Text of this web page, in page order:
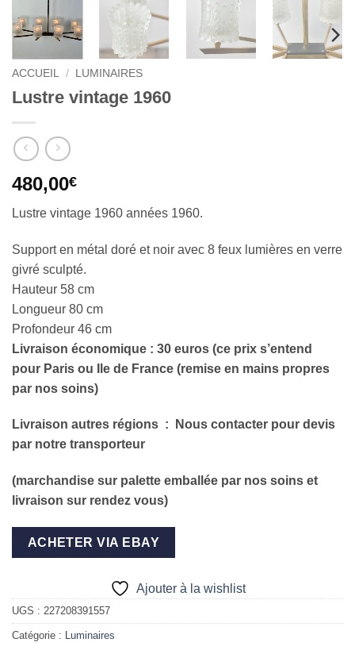
ACCUEIL / LUMINAIRES
Lustre vintage 1960
480,00€
Lustre vintage 1960 années 1960.
Support en métal doré et noir avec 8 feux lumières en verre
givré sculpté.
Hauteur 58 cm
Longueur 80 cm
Profondeur 46 cm
Livraison économique : 30 euros (ce prix s’entend
pour Paris ou Ile de France (remise en mains propres
par nos soins)
Livraison autres régions : Nous contacter pour devis
par notre transporteur
(marchandise sur palette emballée par nos soins et
livraison sur rendez vous)
ACHETER VIA EBAY
Ajouter à la wishlist
UGS : 227208391557
Catégorie : Luminaires